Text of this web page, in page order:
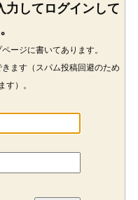
力してログインして
ージに書いてあります。
ます（スパム投稿回避のため
す）。